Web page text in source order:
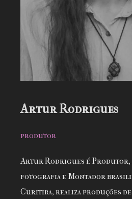
Artur Rodrigues
produtor
Artur Rodrigues é
fotografia e Montador
Curitiba, realiza produções